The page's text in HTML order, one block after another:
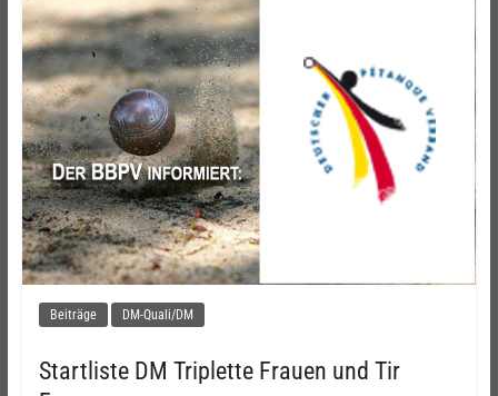
Beiträge DM-Quali/DM
Startliste DM Triplette Frauen und Tir